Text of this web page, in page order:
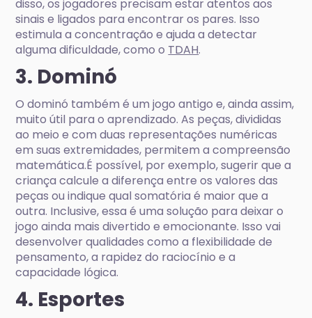
disso, os jogadores precisam estar atentos aos
sinais e ligados para encontrar os pares. Isso
estimula a concentração e ajuda a detectar
alguma dificuldade, como o TDAH.
3. Dominó
O dominó também é um jogo antigo e, ainda assim,
muito útil para o aprendizado. As peças, divididas
ao meio e com duas representações numéricas
em suas extremidades, permitem a compreensão
matemática.É possível, por exemplo, sugerir que a
criança calcule a diferença entre os valores das
peças ou indique qual somatória é maior que a
outra. Inclusive, essa é uma solução para deixar o
jogo ainda mais divertido e emocionante. Isso vai
desenvolver qualidades como a flexibilidade de
pensamento, a rapidez do raciocínio e a
capacidade lógica.
4. Esportes